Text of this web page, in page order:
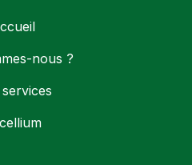
nous ?